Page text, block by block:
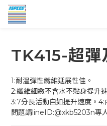
TK415-超彈
1:耐溫彈性纖維延展性佳。
2:纖維細緻不含水不黏身提升
3:7分長活動自如提升速度。
問題請lineID:@xkb5203n專